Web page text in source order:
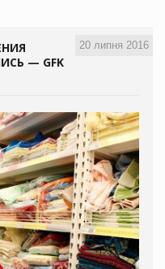
20 липня 2016
— GFK